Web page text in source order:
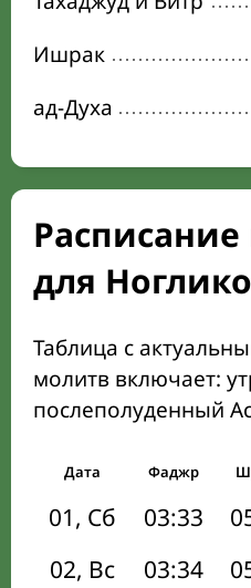
Ишрак
ад-Духа
Расписание
для
Таблица с
молитв включает:
послеполуденный
Дата Фаджр
01, Сб 03:33
02, Вс
03:34